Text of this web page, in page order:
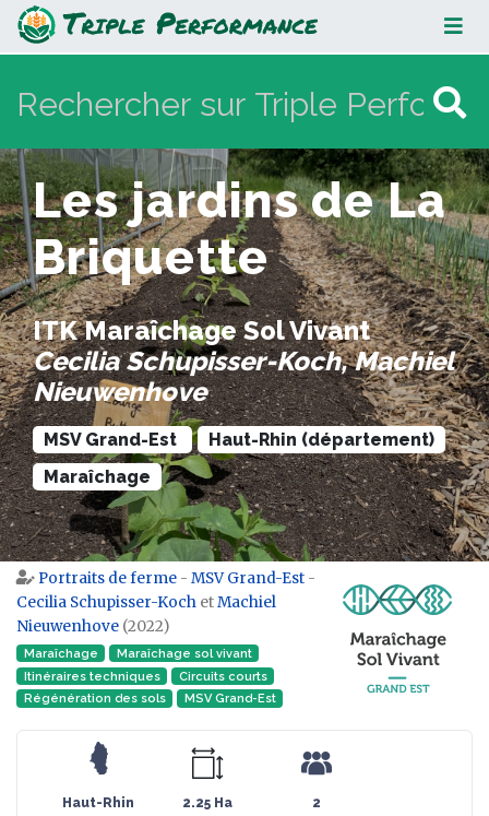
Les jardins de La Briquette
Les jardins de La
Briquette
ITK Maraîchage Sol Vivant
Cecilia Schupisser-Koch, Machiel
Nieuwenhove
MSV Grand-Est
Haut-Rhin (département)
Maraîchage
Aller à :navigation,rechercher
Portraits de ferme - MSV Grand-Est -
Cecilia Schupisser-Koch etMachiel
Nieuwenhove (2022)
Maraîchage
Maraîchage sol vivant
Itinéraires techniques
Circuits courts
Régénération des sols
MSV Grand-Est
Haut-Rhin 2.25 Ha 2